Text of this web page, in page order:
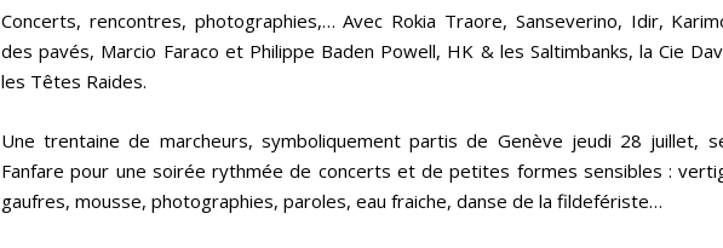
Concerts, rencontres, photographies,… Avec Rokia Traore, Sanseverino, Idir,
des pavés, Marcio Faraco et Philippe Baden Powell, HK & les Saltimbanks, la Cie
les Têtes Raides.
Une trentaine de marcheurs, symboliquement partis de Genève jeudi 28 juillet,
Fanfare pour une soirée rythmée de concerts et de petites formes sensibles :
gaufres, mousse, photographies, paroles, eau fraiche, danse de la fildefériste…